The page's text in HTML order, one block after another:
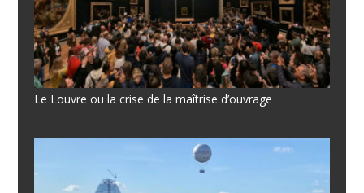
Le Louvre ou la crise de la maîtrise d’ouvrage